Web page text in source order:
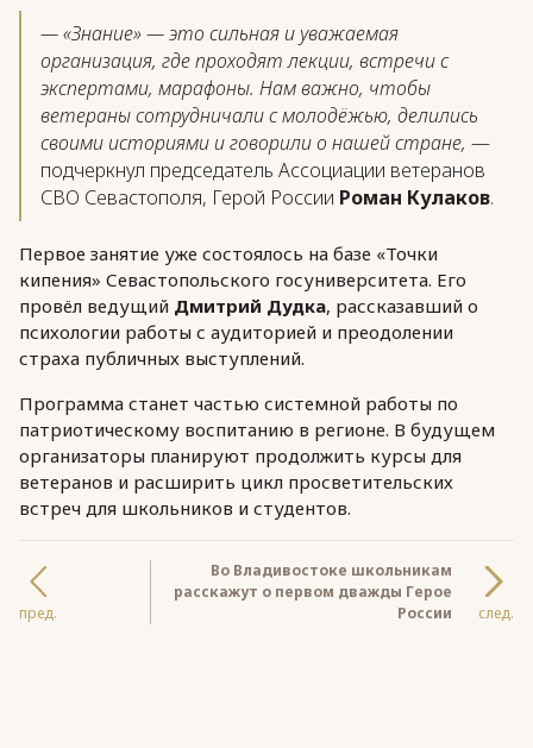
— «Знание» — это сильная и уважаемая
организация, где проходят лекции, встречи с
экспертами, марафоны. Нам важно, чтобы
ветераны сотрудничали с молодёжью, делились
своими историями и говорили о нашей стране, —
подчеркнул председатель Ассоциации ветеранов
СВО Севастополя, Герой России Роман Кулаков.
Первое занятие уже состоялось на базе «Точки
кипения» Севастопольского госуниверситета. Его
провёл ведущий Дмитрий Дудка, рассказавший о
психологии работы с аудиторией и преодолении
страха публичных выступлений.
Программа станет частью системной работы по
патриотическому воспитанию в регионе. В будущем
организаторы планируют продолжить курсы для
ветеранов и расширить цикл просветительских
встреч для школьников и студентов.
пред.
Во Владивостоке школьникам
расскажут о первом дважды Герое
России
след.